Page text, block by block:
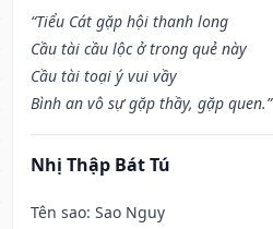
“Tiểu Cát gặp hội thanh long
Cầu tài cầu lộc ở trong quẻ này
Cầu tài toại ý vui vầy
Bình an vô sự gặp thầy, gặp quen.”
Nhị Thập Bát Tú
Tên sao: Sao Nguy